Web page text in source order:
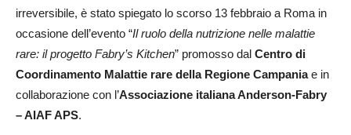
irreversibile, è stato spiegato lo scorso 13 febbraio a Roma in
occasione dell’evento “Il ruolo della nutrizione nelle malattie
rare: il progetto Fabry’s Kitchen” promosso dal Centro di
Coordinamento Malattie rare della Regione Campaniae in
collaborazione con l’Associazione italiana Anderson-Fabry
– AIAF APS.